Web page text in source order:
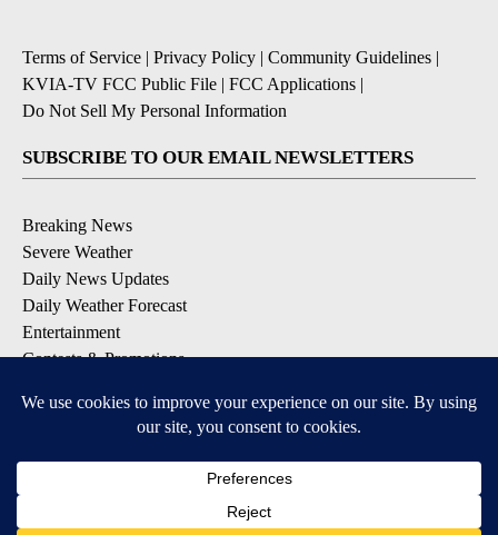
Terms of Service | Privacy Policy | Community Guidelines |
KVIA-TV FCC Public File | FCC Applications |
Do Not Sell My Personal Information
SUBSCRIBE TO OUR EMAIL NEWSLETTERS
Breaking News
Severe Weather
Daily News Updates
Daily Weather Forecast
Entertainment
Contests & Promotions
DOWNLOAD OUR APPS
Available for iOS and Android